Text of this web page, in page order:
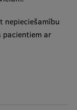
nepieciešamību
pacientiem ar